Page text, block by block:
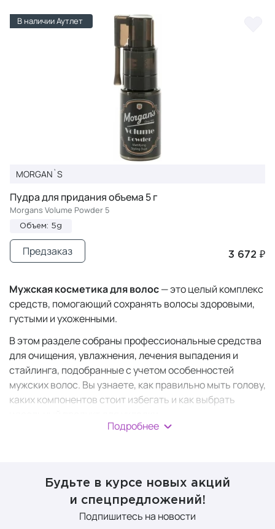
В наличии Аутлет
MORGAN`S
Пудра для придания объема 5 г
Morgans Volume Powder 5
Объем: 5g
3 672 ₽
Предзаказ
Мужская косметика для волос— это целый комплекс
средств, помогающий сохранять волосы здоровыми,
густыми и ухоженными.
В этом разделе собраны профессиональные средства
для очищения, увлажнения, лечения выпадения и
стайлинга, подобранные с учетом особенностей
мужских волос. Вы узнаете, как правильно мыть голову,
каких компонентов стоит избегать и как выбрать
косметика для волос
Создать свой режим ухода за волосами легко, если
следовать нескольким ключевым советам.
Подробнее
Будьте в курсе новых акций
и спецпредложений!
Подпишитесь на новости